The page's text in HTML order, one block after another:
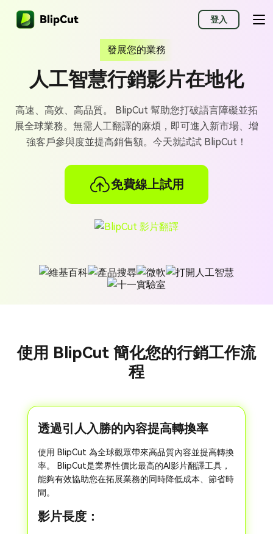
登入
發展您的業務
人工智慧行銷影片在地化
高速、高效、高品質。 BlipCut 幫助您打破語言障礙並拓
展全球業務。無需人工翻譯的麻煩，即可進入新市場、增
強客戶參與度並提高銷售額。今天就試試 BlipCut！
免費線上試用
使用 BlipCut 簡化您的行銷工作流
程
透過引人入勝的內容提高轉換率
使用 BlipCut 為全球觀眾帶來高品質內容並提高轉換
率。 BlipCut是業界性價比最高的AI影片翻譯工具，
能夠有效協助您在拓展業務的同時降低成本、節省時
間。
影片長度：